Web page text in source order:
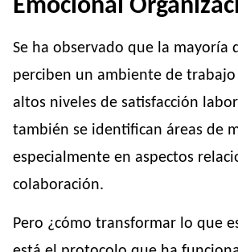
Emocional
Se ha observado que la mayoría
perciben un ambiente de
altos niveles de satisfacción
también se identifican áreas de
especialmente en aspectos
colaboración.
Pero ¿cómo transformar lo que